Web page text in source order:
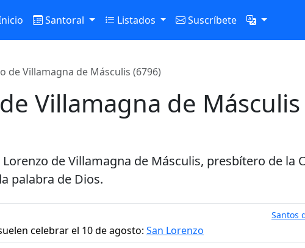
Santoral Listados Suscríbete
de Villamagna de Másculis (6796)
Villamagna de Másculis
de Villamagna de Másculis, presbítero de la
palabra de Dios.
Santos
celebrar el 10 de agosto: San Lorenzo